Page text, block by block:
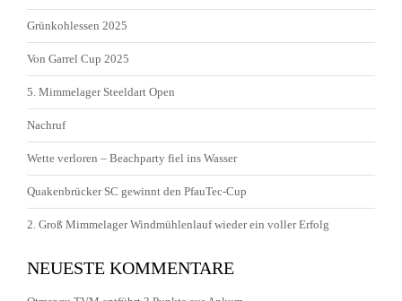
Grünkohlessen 2025
Von Garrel Cup 2025
5. Mimmelager Steeldart Open
Nachruf
Wette verloren – Beachparty fiel ins Wasser
Quakenbrücker SC gewinnt den PfauTec-Cup
2. Groß Mimmelager Windmühlenlauf wieder ein voller Erfolg
NEUESTE KOMMENTARE